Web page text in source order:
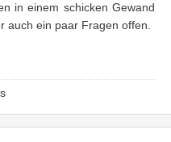
in einem schicken Gewand
auch ein paar Fragen offen.